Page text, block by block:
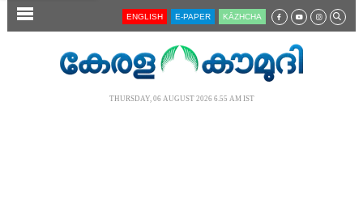
SECTIONS ENGLISH E-PAPER KĀZHCHA
THURSDAY, 06 AUGUST 2026 6.55 AM IST